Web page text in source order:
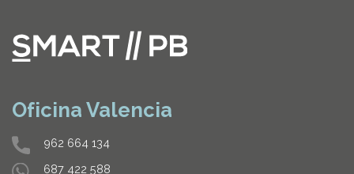
Oficina Valencia
962 664 134
687 422 588